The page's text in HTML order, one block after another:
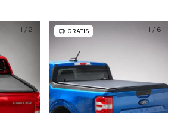
1 / 2 1 / 6
GRATIS